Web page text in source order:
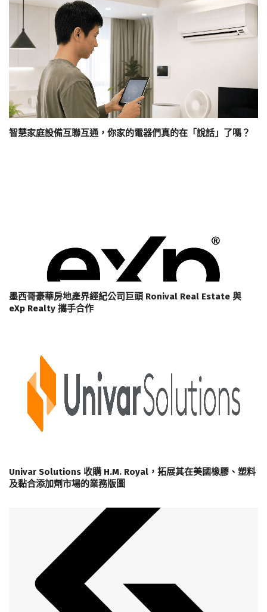
智慧家庭設備互聯互通，你家的電器們真的在「說話」了嗎？
墨西哥豪華房地產界經紀公司巨頭 Ronival Real Estate 與
eXp Realty 攜手合作
Univar Solutions 收購 H.M. Royal，拓展其在美國橡膠、塑料
及黏合添加劑市場的業務版圖